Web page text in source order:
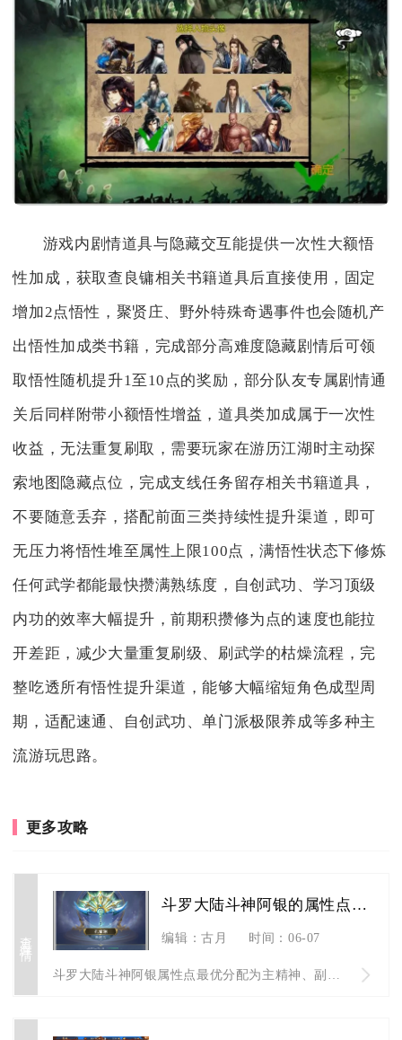
游戏内剧情道具与隐藏交互能提供一次性大额悟
性加成，获取查良镛相关书籍道具后直接使用，固定
增加2点悟性，聚贤庄、野外特殊奇遇事件也会随机产
出悟性加成类书籍，完成部分高难度隐藏剧情后可领
取悟性随机提升1至10点的奖励，部分队友专属剧情通
关后同样附带小额悟性增益，道具类加成属于一次性
收益，无法重复刷取，需要玩家在游历江湖时主动探
索地图隐藏点位，完成支线任务留存相关书籍道具，
不要随意丢弃，搭配前面三类持续性提升渠道，即可
无压力将悟性堆至属性上限100点，满悟性状态下修炼
任何武学都能最快攒满熟练度，自创武功、学习顶级
内功的效率大幅提升，前期积攒修为点的速度也能拉
开差距，减少大量重复刷级、刷武学的枯燥流程，完
整吃透所有悟性提升渠道，能够大幅缩短角色成型周
期，适配速通、自创武功、单门派极限养成等多种主
流游玩思路。
更多攻略
查看详情
斗罗大陆斗神阿银的属性点应该如何分配
编辑：古月 时间：06-07